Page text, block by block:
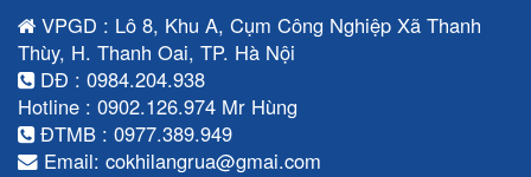
VPGD : Lô 8, Khu A, Cụm Công Nghiệp Xã Thanh
Thùy, H. Thanh Oai, TP. Hà Nội
DĐ : 0984.204.938
Hotline : 0902.126.974 Mr Hùng
ĐTMB : 0977.389.949
Email: cokhilangrua@gmai.com